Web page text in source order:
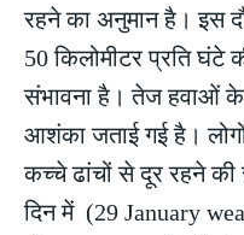
रहने का अनुमान है। इस
50 किलोमीटर प्रति घंटे
संभावना है। तेज हवाओं
आशंका जताई गई है।
कच्चे ढांचों से दूर रहने की
दिन में (29 January